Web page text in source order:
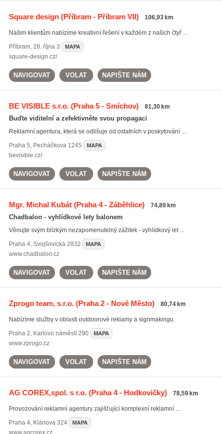
Square design(Příbram - Příbram VII) 106,93 km
Našim klientům nabízíme kreativní řešení v každém z našich čtyř ...
Příbram, 28. října 3 MAPA
square-design.cz/
NAVIGOVAT VOLAT NAPIŠTE NÁM
BE VISIBLE s.r.o.(Praha 5 - Smíchov) 81,30 km
Buďte viditelní a zefektivněte svou propagaci
Reklamní agentura, která se odlišuje od ostatních v poskytování ...
Praha 5, Pecháčkova 1245 MAPA
bevisible.cz/
NAVIGOVAT VOLAT NAPIŠTE NÁM
Mgr. Michal Kubát(Praha 4 - Záběhlice) 74,89 km
Chadbalon - vyhlídkové lety balonem
Věnujte svým blízkým nezapomenutelný zážitek - vyhlídkový let ...
Praha 4, Svojšovická 2832 MAPA
www.chadbalon.cz
NAVIGOVAT VOLAT NAPIŠTE NÁM
Zprogo team, s.r.o.(Praha 2 - Nové Město) 80,74 km
Nabízíme služby v oblasti outdoorové reklamy a signmakingu.
Praha 2, Karlovo náměstí 290 MAPA
www.zprogo.cz
NAVIGOVAT VOLAT NAPIŠTE NÁM
AG COREX,spol. s r.o.(Praha 4 - Hodkovičky) 78,59 km
Provozování reklamní agentury zajišťující komplexní reklamní ...
Praha 4, Klánova 324 MAPA
www.agcorex.cz